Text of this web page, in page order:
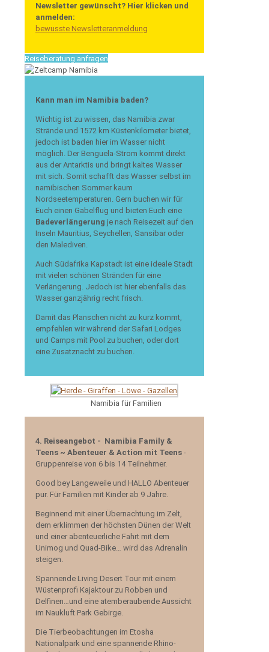
Newsletter gewünscht? Hier klicken und
anmelden:
bewusste Newsletteranmeldung
Reiseberatung anfragen
Kann man im Namibia baden?
Wichtig ist zu wissen, das Namibia zwar
Strände und 1572 km Küstenkilometer bietet,
jedoch ist baden hier im Wasser nicht
möglich. Der Benguela-Strom kommt direkt
aus der Antarktis und bringt kaltes Wasser
mit sich. Somit schafft das Wasser selbst im
namibischen Sommer kaum
Nordseetemperaturen. Gern buchen wir für
Euch einen Gabelflug und bieten Euch eine
Badeverlängerung je nach Reisezeit auf den
Inseln Mauritius, Seychellen, Sansibar oder
den Malediven.
Auch Südafrika Kapstadt ist eine ideale Stadt
mit vielen schönen Stränden für eine
Verlängerung. Jedoch ist hier ebenfalls das
Wasser ganzjährig recht frisch.
Damit das Planschen nicht zu kurz kommt,
empfehlen wir während der Safari Lodges
und Camps mit Pool zu buchen, oder dort
eine Zusatznacht zu buchen.
Namibia für Familien
4. Reiseangebot - Namibia Family &
Teens ~ Abenteuer & Action mit Teens-
Gruppenreise von 6 bis 14 Teilnehmer.
Good bey Langeweile und HALLO Abenteuer
pur. Für Familien mit Kinder ab 9 Jahre.
Beginnend mit einer Übernachtung im Zelt,
dem erklimmen der höchsten Dünen der Welt
und einer abenteuerliche Fahrt mit dem
Unimog und Quad-Bike… wird das Adrenalin
steigen.
Spannende Living Desert Tour mit einem
Wüstenprofi Kajaktour zu Robben und
Delfinen…und eine atemberaubende Aussicht
im Naukluft Park Gebirge.
Die Tierbeobachtungen im Etosha
Nationalpark und eine spannende Rhino-